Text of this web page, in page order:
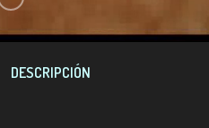
DESCRIPCIÓN